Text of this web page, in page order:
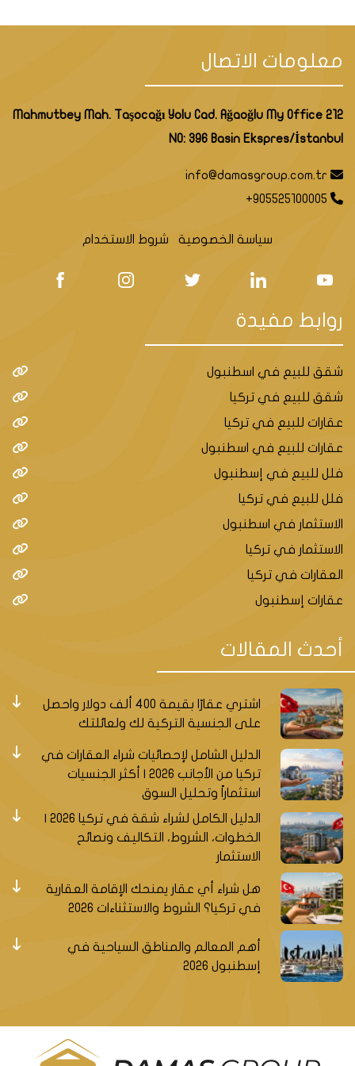
معلومات الاتصال
Mahmutbey Mah. Taşocağı Yolu Cad. Ağaoğlu My Office 212
NO: 396 Basin Ekspres/İstanbul
info@damasgroup.com.tr
+905525100005
سياسة الخصوصية شروط الاستخدام
روابط مفيدة
شقق للبيع في اسطنبول
شقق للبيع في تركيا
عقارات للبيع في تركيا
عقارات للبيع في اسطنبول
فلل للبيع في إسطنبول
فلل للبيع في تركيا
الاستثمار في اسطنبول
الاستثمار في تركيا
العقارات في تركيا
عقارات إسطنبول
أحدث المقالات
اشتري عقارًا بقيمة 400 ألف دولار واحصل
على الجنسية التركية لك ولعائلتك
الدليل الشامل لإحصائيات شراء العقارات في
تركيا من الأجانب 2026 | أكثر الجنسيات
استثماراً وتحليل السوق
الخطوات، الشروط، التكاليف ونصائح
الاستثمار
هل شراء أي عقار يمنحك الإقامة العقارية
في تركيا؟ الشروط والاستثناءات 2026
أهم المعالم والمناطق السياحية في
إسطنبول 2026